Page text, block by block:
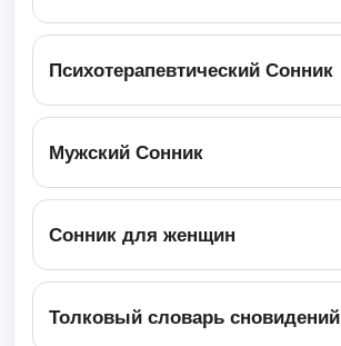
Психотерапевтический Сонник
Мужский Сонник
Сонник для женщин
Толковый словарь сновидений